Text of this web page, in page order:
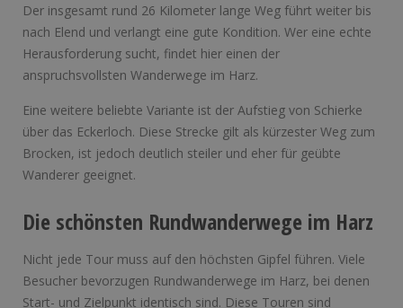
Der insgesamt rund 26 Kilometer lange Weg führt weiter bis
nach Elend und verlangt eine gute Kondition. Wer eine echte
Herausforderung sucht, findet hier einen der
anspruchsvollsten Wanderwege im Harz.
Eine weitere beliebte Variante ist der Aufstieg von Schierke
über das Eckerloch. Diese Strecke gilt als kürzester Weg zum
Brocken, ist jedoch deutlich steiler und eher für geübte
Wanderer geeignet.
Die schönsten Rundwanderwege im Harz
Nicht jede Tour muss auf den höchsten Gipfel führen. Viele
Besucher bevorzugen Rundwanderwege im Harz, bei denen
Start- und Zielpunkt identisch sind. Diese Touren sind